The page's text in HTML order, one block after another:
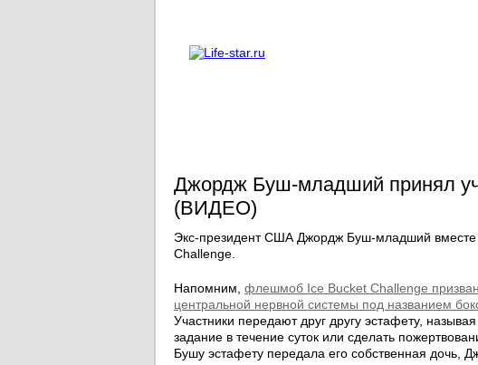
Джордж Буш-младший принял
(ВИДЕО)
Экс-президент США Джордж Буш-младший вместе
Challenge.
Напомним, флешмоб Ice Bucket Challenge
центральной нервной системы под названием
Участники передают друг другу эстафету,
задание в течение суток или сделать
Бушу эстафету передала его собственная дочь,